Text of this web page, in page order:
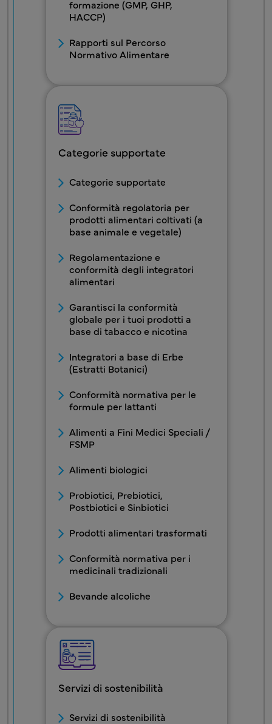
formazione (GMP, GHP,
HACCP)
Rapporti sul Percorso
Normativo Alimentare
Categorie supportate
Categorie supportate
Conformità regolatoria per
prodotti alimentari coltivati (a
base animale e vegetale)
Regolamentazione e
conformità degli integratori
alimentari
Garantisci la conformità
globale per i tuoi prodotti a
base di tabacco e nicotina
Integratori a base di Erbe
(Estratti Botanici)
Conformità normativa per le
formule per lattanti
Alimenti a Fini Medici Speciali /
FSMP
Alimenti biologici
Probiotici, Prebiotici,
Postbiotici e Sinbiotici
Prodotti alimentari trasformati
Conformità normativa per i
medicinali tradizionali
Bevande alcoliche
Servizi di sostenibilità
Servizi di sostenibilità